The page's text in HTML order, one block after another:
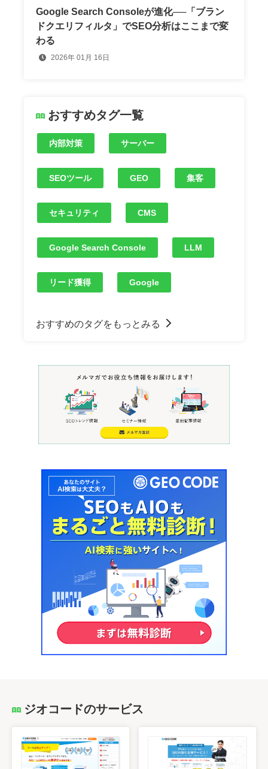
Google Search Consoleが進化──「ブラン
ドクエリフィルタ」でSEO分析はここまで変
わる
2026年 01月 16日
おすすめタグ一覧
内部対策 サーバー
SEOツール GEO 集客
セキュリティ CMS
Google Search Console LLM
リード獲得 Google
おすすめのタグをもっとみる
ジオコードのサービス